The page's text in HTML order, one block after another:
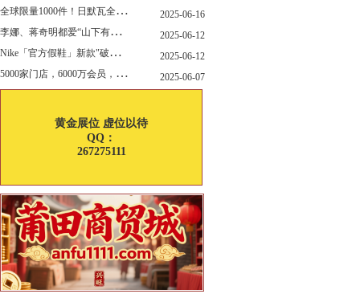
全
球限量1000件！日默瓦全新多功能设计凳来了 2025-06-16
李
娜、蒋奇明都爱“山下有松”！东方美学包袋，为什么引领风向？ 2025-06-12
N
ike「官方假鞋」新款"破防退出游戏"曝光，确认发售 2025-06-12
5
000家门店，6000万会员，30亿“内衣大王”大手笔分红！ 2025-06-07
黄金展位 虚位以待
QQ：
267275111